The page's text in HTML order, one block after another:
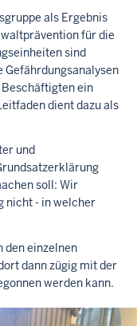
als Ergebnis
für die
sind
ein
dient dazu als
und
soll: Wir
nicht - in welcher
den einzelnen
dann zügig mit der
werden kann.